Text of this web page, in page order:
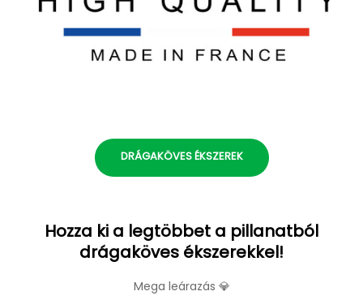
DRÁGAKÖVES ÉKSZEREK
Hozza ki a legtöbbet a pillanatból
drágaköves ékszerekkel!
Mega leárazás 💎